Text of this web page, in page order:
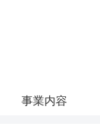
事業内容